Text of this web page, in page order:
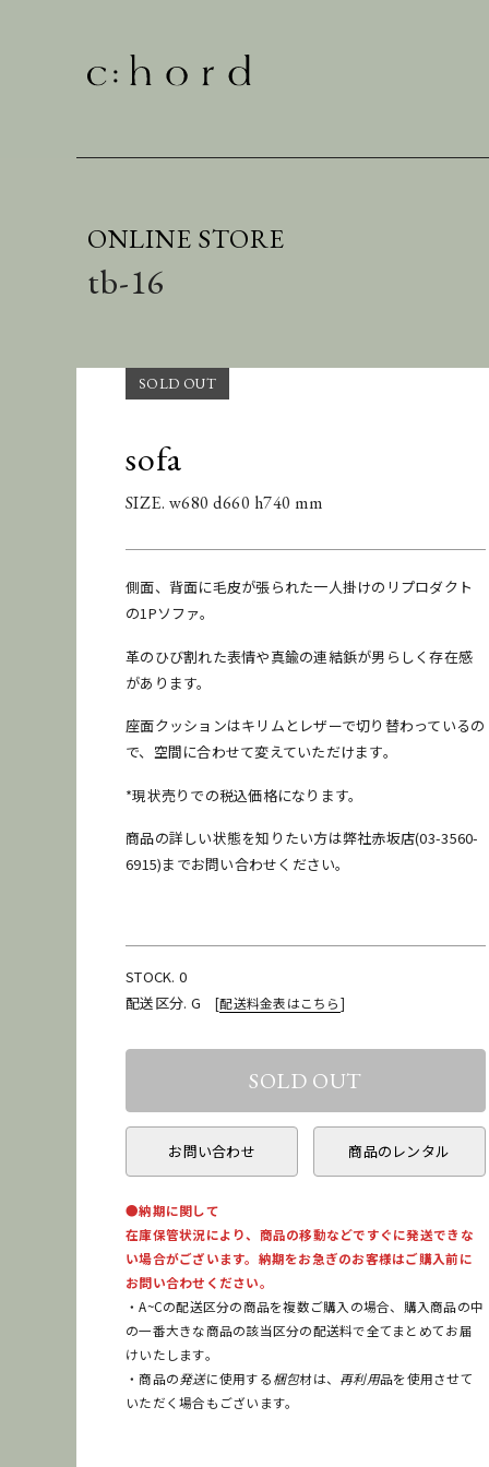
ONLINE STORE
tb-16
sofa
SIZE. w680 d660 h740 mm
側面、背面に毛皮が張られた一人掛けのリプロダクト
の1Pソファ。
革のひび割れた表情や真鍮の連結鋲が男らしく存在感
があります。
座面クッションはキリムとレザーで切り替わっているの
で、空間に合わせて変えていただけます。
*現状売りでの税込価格になります。
商品の詳しい状態を知りたい方は弊社赤坂店(03-3560-
6915)までお問い合わせください。
STOCK. 0
配送区分. G[配送料金表はこちら]
お問い合わせ 商品のレンタル
●納期に関して
在庫保管状況により、商品の移動などですぐに発送できな
い場合がございます。納期をお急ぎのお客様はご購入前に
お問い合わせください。
・A~Cの配送区分の商品を複数ご購入の場合、購入商品の中
の一番大きな商品の該当区分の配送料で全てまとめてお届
けいたします。
・商品の発送に使用する梱包材は、 再利用品を使用させて
いただく場合もございます。